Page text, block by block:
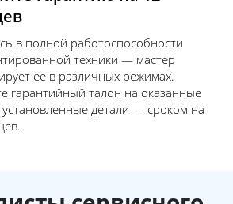
в полной работоспособности
техники — мастер
ее в различных режимах.
гарантийный талон на оказанные
установленные детали — сроком на